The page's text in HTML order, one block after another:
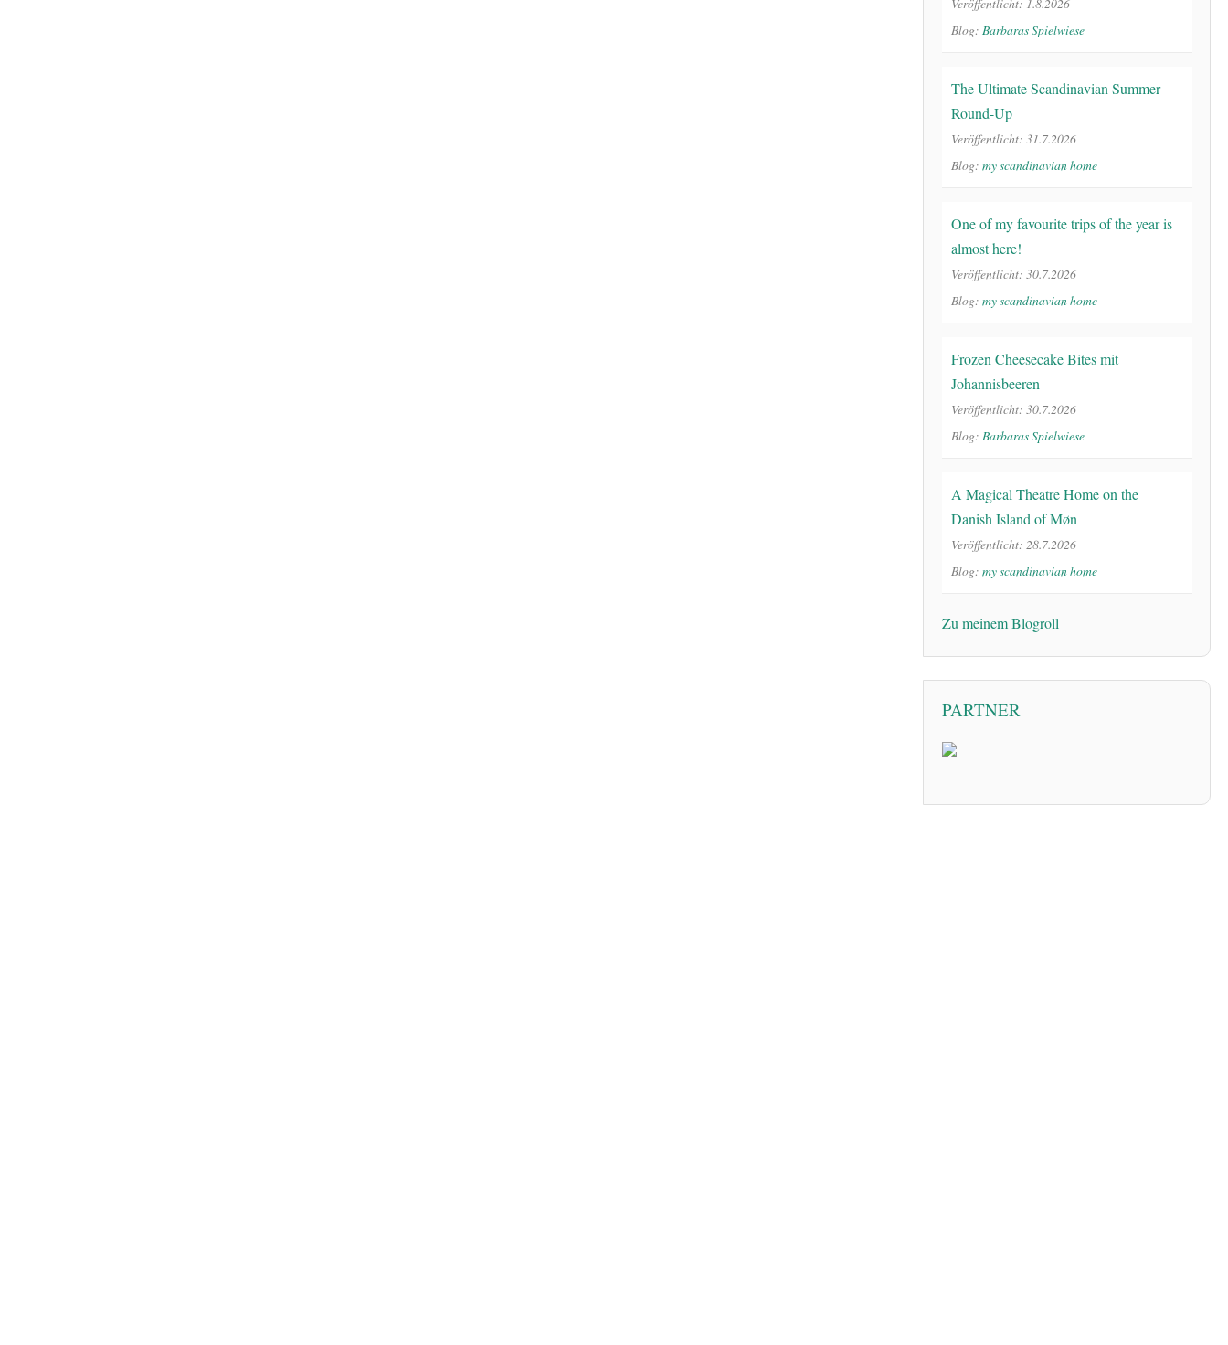
Blog: Barbaras Spielwiese
The Ultimate Scandinavian Summer
Round-Up
Veröffentlicht: 31.7.2026
Blog: my scandinavian home
One of my favourite trips of the year is
almost here!
Veröffentlicht: 30.7.2026
Blog: my scandinavian home
Frozen Cheesecake Bites mit
Johannisbeeren
Veröffentlicht: 30.7.2026
Blog: Barbaras Spielwiese
A Magical Theatre Home on the
Danish Island of Møn
Veröffentlicht: 28.7.2026
Blog: my scandinavian home
Zu meinem Blogroll
PARTNER